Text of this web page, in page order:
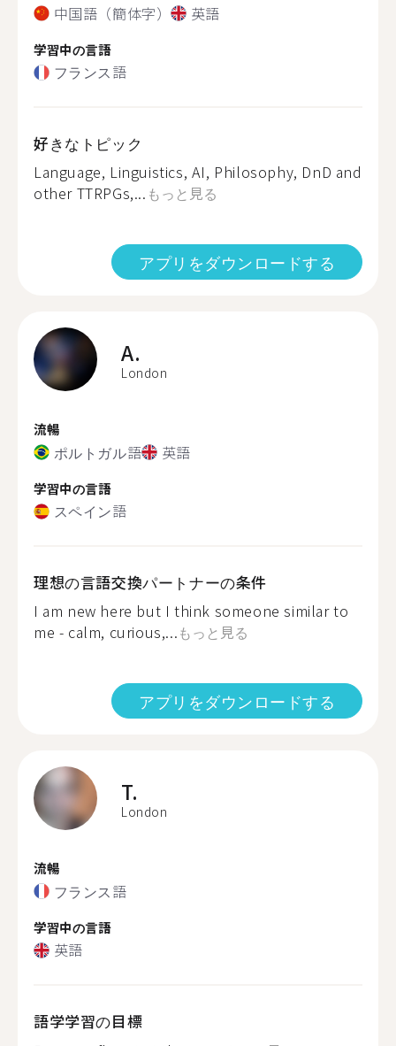
中国語（簡体字） 英語
学習中の言語
フランス語
好きなトピック
Language, Linguistics, AI, Philosophy, DnD and
other TTRPGs,... もっと見る
アプリをダウンロードする
A.
London
流暢
ポルトガル語 英語
学習中の言語
スペイン語
理想の言語交換パートナーの条件
I am new here but I think someone similar to
me - calm, curious,...もっと見る
アプリをダウンロードする
T.
London
流暢
フランス語
学習中の言語
英語
語学学習の目標